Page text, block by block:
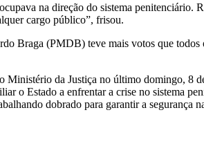
na direção do sistema penitenciário.
cargo público”, frisou.
Braga (PMDB) teve mais votos que
Ministério da Justiça no último domingo, 8
o Estado a enfrentar a crise no sistema
dobrado para garantir a segurança